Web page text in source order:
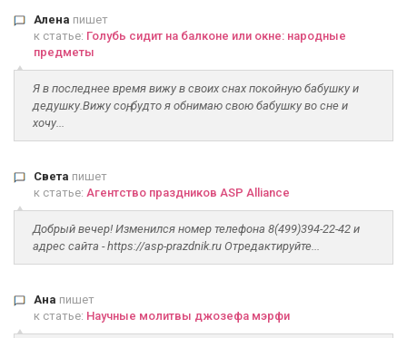
Алена пишет
к статье: Голубь сидит на балконе или окне: народные
предметы
Я в последнее время вижу в своих снах покойную бабушку и
дедушку.Вижу соң, будто я обнимаю свою бабушку во сне и
хочу...
Света пишет
к статье: Агентство праздников ASP Alliance
Добрый вечер! Изменился номер телефона 8(499)394-22-42 и
адрес сайта - https://asp-prazdnik.ru Отредактируйте...
Ана пишет
к статье: Научные молитвы джозефа мэрфи